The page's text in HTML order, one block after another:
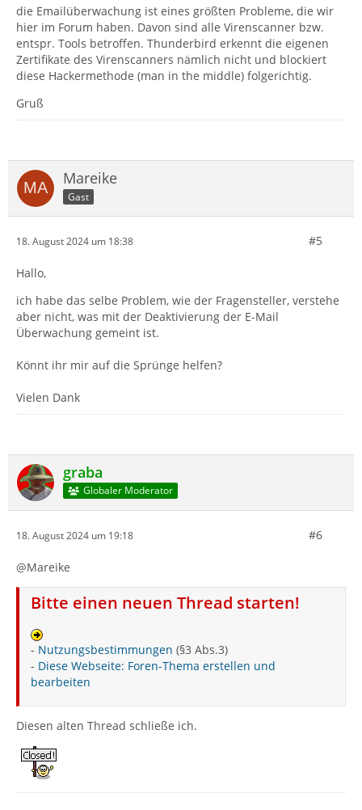
die Emailüberwachung ist eines größten Probleme, die wir
hier im Forum haben. Davon sind alle Virenscanner bzw.
entspr. Tools betroffen. Thunderbird erkennt die eigenen
Zertifikate des Virenscanners nämlich nicht und blockiert
diese Hackermethode (man in the middle) folgerichtig.
Gruß
Mareike
Gast
18. August 2024 um 18:38 #5
Hallo,
ich habe das selbe Problem, wie der Fragensteller, verstehe
aber nicht, was mit der Deaktivierung der E-Mail
Überwachung gemeint ist.
Könnt ihr mir auf die Sprünge helfen?
Vielen Dank
graba
Globaler Moderator
18. August 2024 um 19:18 #6
@Mareike
Bitte einen neuen Thread starten!
- Nutzungsbestimmungen (§3 Abs.3)
- Diese Webseite: Foren-Thema erstellen und
bearbeiten
Diesen alten Thread schließe ich.